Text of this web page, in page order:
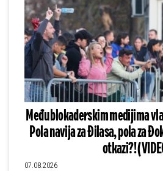
Među blokaderskim medijima
Pola navija za Đilasa, pola za
otkazi?!
07.08.2026